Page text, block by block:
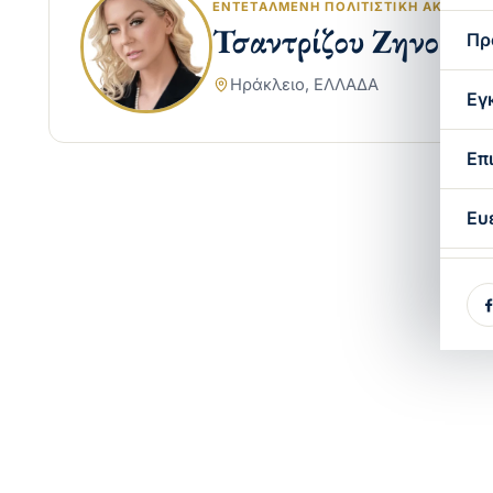
ΕΝΤΕΤΑΛΜΈΝΗ ΠΟΛΙΤΙΣΤΙΚΉ
Τσαντρίζου Ζηνοβία
Ηράκλειο, ΕΛΛΑΔΑ